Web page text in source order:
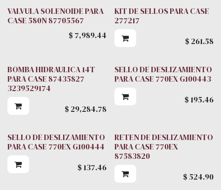
VALVULA SOLENOIDE PARA
CASE 580N 87705567
$ 7,989.44
KIT DE SELLOS PARA CASE
277217
$ 261.58
Parker
BOMBA HIDRAULICA 14T
PARA CASE 87435827
3239529174
$ 29,284.78
SELLO DE DESLIZAMIENTO
PARA CASE 770EX G100443
$ 195.46
SELLO DE DESLIZAMIENTO
PARA CASE 770EX G100444
$ 137.46
RETEN DE DESLIZAMIENTO
PARA CASE 770EX
87583820
$ 524.90